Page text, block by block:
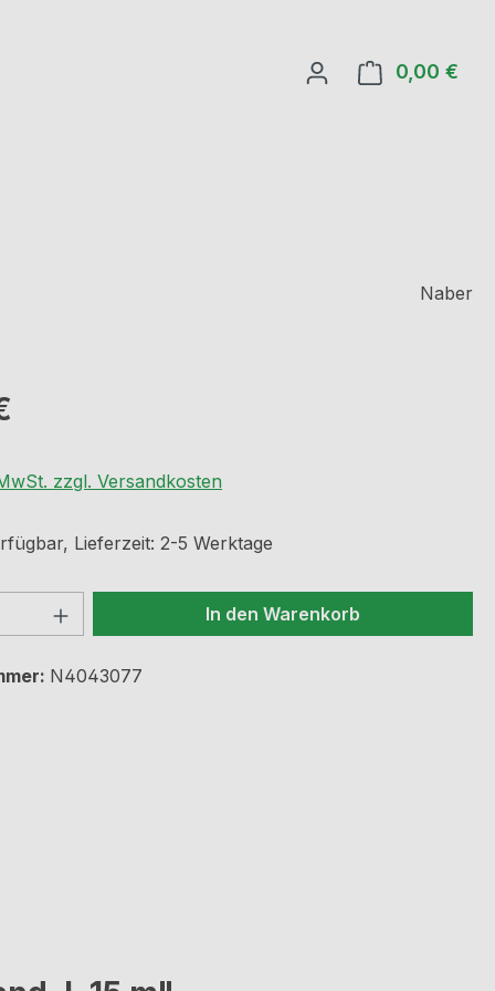
0,00 €
Naber
zzgl. Versandkosten
Lieferzeit: 2-5 Werktage
Anzahl: Gib den gewünschten Wert
In den Warenkorb
N4043077